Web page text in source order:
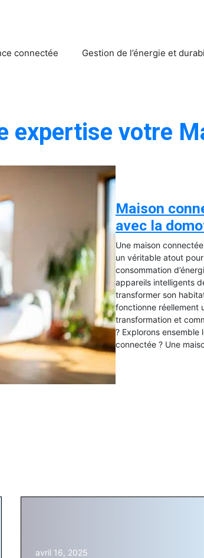
connectée Gestion de l’énergie et
expertise votre
Maison
avec la
Une maison
un véritable atout
consommation
appareils intelligents
transformer son
fonctionne réellement
transformation et
? Explorons ensemble
connectée ? Une
avril 16, 2025